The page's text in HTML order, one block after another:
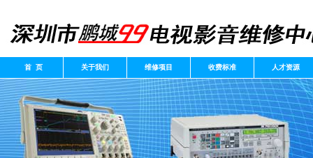
首 页 关于我们 维修项目 收费标准 人才资源